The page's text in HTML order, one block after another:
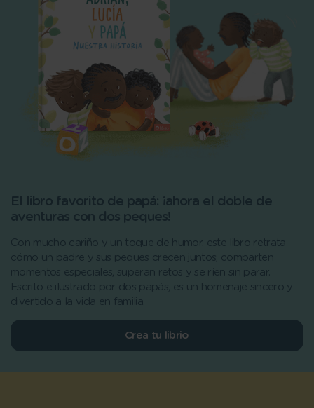
El libro favorito de papá: ¡ahora el doble de
aventuras con dos peques!
Con mucho cariño y un toque de humor, este libro retrata
cómo un padre y sus peques crecen juntos, comparten
momentos especiales, superan retos y se ríen sin parar.
Escrito e ilustrado por dos papás, es un homenaje sincero y
divertido a la vida en familia.
Crea tu librio